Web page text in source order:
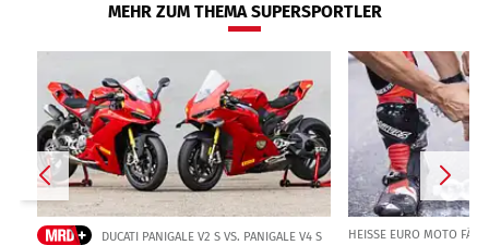
MEHR ZUM THEMA SUPERSPORTLER
DUCATI PANIGALE V2 S VS. PANIGALE V4 S
HEISSE EURO MOTO